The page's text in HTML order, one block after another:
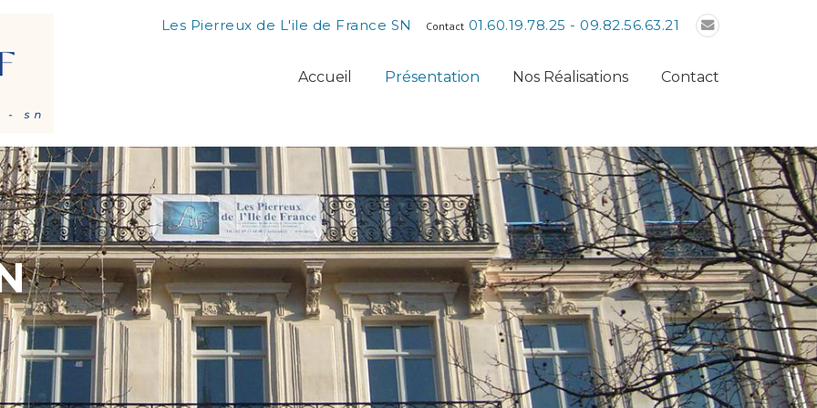
Contact 01.60.19.78.25 - 09.82.56.63.21
Les Pierreux de L'ile de France SN
Accueil Présentation Nos Réalisations Contact